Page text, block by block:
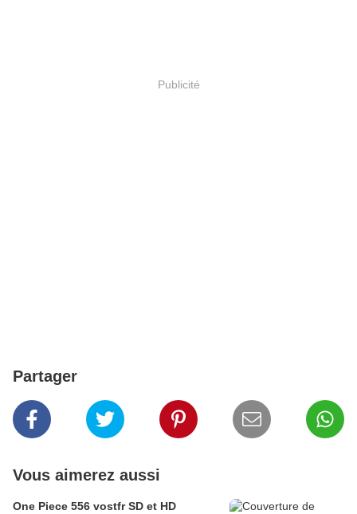
Publicité
Partager
Vous aimerez aussi
One Piece 556 vostfr SD et HD